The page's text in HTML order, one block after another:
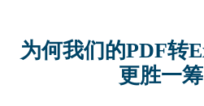
为何我们的PDF转
更胜一筹